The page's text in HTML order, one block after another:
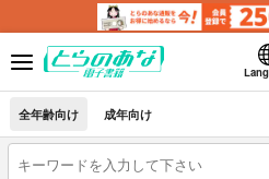
全年齢向け 成年向け